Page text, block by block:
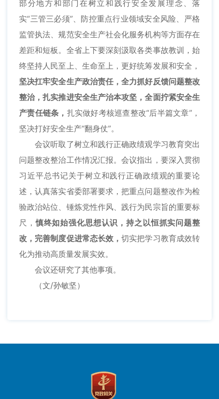
部分地方和部门在树立和践行安全发展理念、落
实“三管三必须”、防控重点行业领域安全风险、严格
监管执法、规范安全生产社会化服务机构等方面存在
差距和短板。全省上下要深刻汲取各类事故教训，始
终坚持人民至上、生命至上，更好统筹发展和安全，
坚决扛牢安全生产政治责任，全力抓好反馈问题整改
整治，扎实推进安全生产治本攻坚，全面拧紧安全生
产责任链条， 扎实做好考核巡查整改“后半篇文章”，
坚决打好安全生产“翻身仗”。
会议听取了树立和践行正确政绩观学习教育突出
问题整改整治工作情况汇报。会议指出，要深入贯彻
习近平总书记关于树立和践行正确政绩观的重要论
述，认真落实省委部署要求，把重点问题整改作为检
验政治站位、锤炼党性作风、践行为民宗旨的重要标
尺，慎终如始强化思想认识，持之以恒抓实问题整
改，完善制度促进常态长效，切实把学习教育成效转
化为推动高质量发展实效。
会议还研究了其他事项。
（文/孙敏坚）